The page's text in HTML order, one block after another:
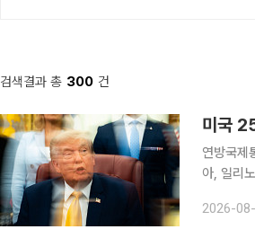
검색결과 총 300 건
미국
연방국제
아, 일리
연방국제
2026-